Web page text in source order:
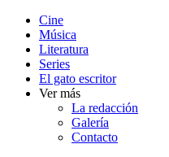
Cine
Música
Literatura
Series
El gato escritor
Ver más
La redacción
Galería
Contacto